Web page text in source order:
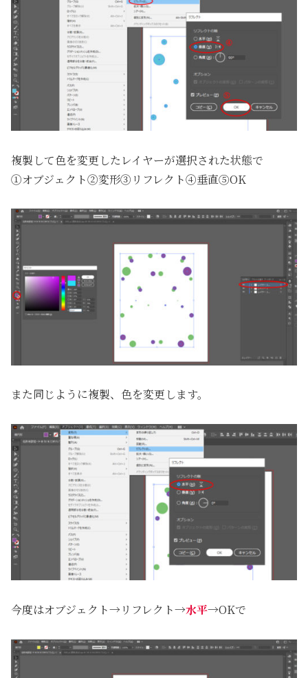
複製して色を変更したレイヤーが選択された状態で
①オブジェクト②変形③リフレクト④垂直⑤OK
また同じように複製、色を変更します。
今度はオブジェクト→リフレクト→水平→OKで